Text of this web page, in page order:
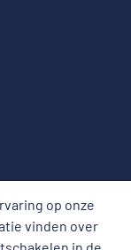
op onze
vinden over